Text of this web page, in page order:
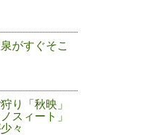
がすぐそこ
り「秋映」
スィート」
々